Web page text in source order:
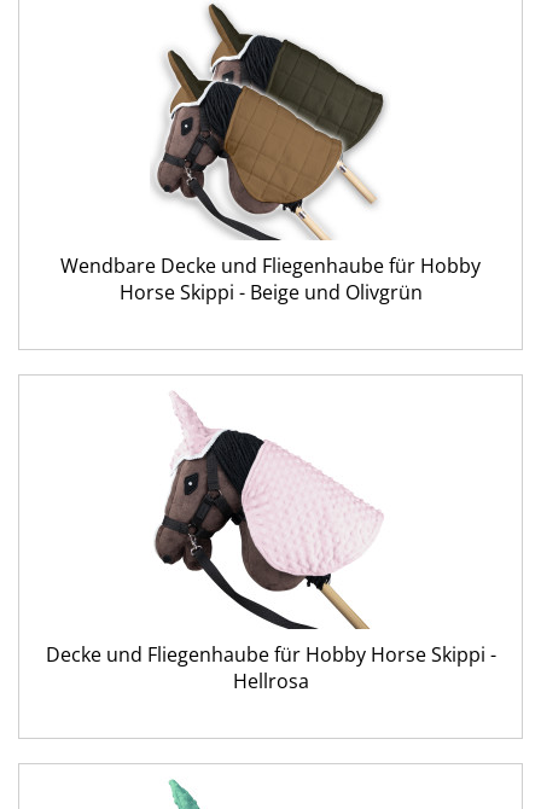
Wendbare Decke und Fliegenhaube für Hobby
Horse Skippi - Beige und Olivgrün
Decke und Fliegenhaube für Hobby Horse Skippi -
Hellrosa